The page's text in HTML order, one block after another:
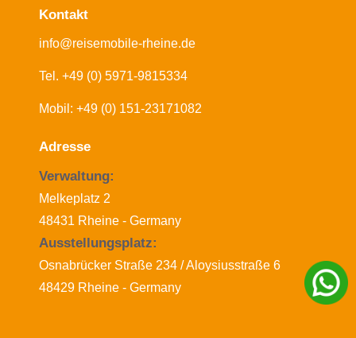
Kontakt
info@reisemobile-rheine.de
Tel. +49 (0) 5971-9815334
Mobil: +49 (0) 151-23171082
Adresse
Verwaltung:
Melkeplatz 2
48431 Rheine - Germany
Ausstellungsplatz:
Osnabrücker Straße 234 / Aloysiusstraße 6
48429 Rheine - Germany